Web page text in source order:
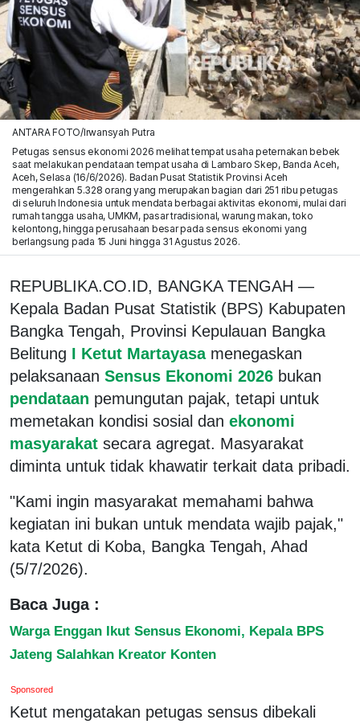
ANTARA FOTO/Irwansyah Putra
Petugas sensus ekonomi 2026 melihat tempat usaha peternakan bebek
saat melakukan pendataan tempat usaha di Lambaro Skep, Banda Aceh,
Aceh, Selasa (16/6/2026). Badan Pusat Statistik Provinsi Aceh
mengerahkan 5.328 orang yang merupakan bagian dari 251 ribu petugas
di seluruh Indonesia untuk mendata berbagai aktivitas ekonomi, mulai dari
rumah tangga usaha, UMKM, pasar tradisional, warung makan, toko
kelontong, hingga perusahaan besar pada sensus ekonomi yang
berlangsung pada 15 Juni hingga 31 Agustus 2026.
REPUBLIKA.CO.ID, BANGKA TENGAH —
Kepala Badan Pusat Statistik (BPS) Kabupaten
Bangka Tengah, Provinsi Kepulauan Bangka
Belitung I Ketut Martayasa menegaskan
pelaksanaan Sensus Ekonomi 2026 bukan
pendataan pemungutan pajak, tetapi untuk
memetakan kondisi sosial dan ekonomi
masyarakat secara agregat. Masyarakat
diminta untuk tidak khawatir terkait data pribadi.
"Kami ingin masyarakat memahami bahwa
kegiatan ini bukan untuk mendata wajib pajak,"
kata Ketut di Koba, Bangka Tengah, Ahad
(5/7/2026).
Baca Juga :
Warga Enggan Ikut Sensus Ekonomi, Kepala BPS
Jateng Salahkan Kreator Konten
Sponsored
Ketut mengatakan petugas sensus dibekali